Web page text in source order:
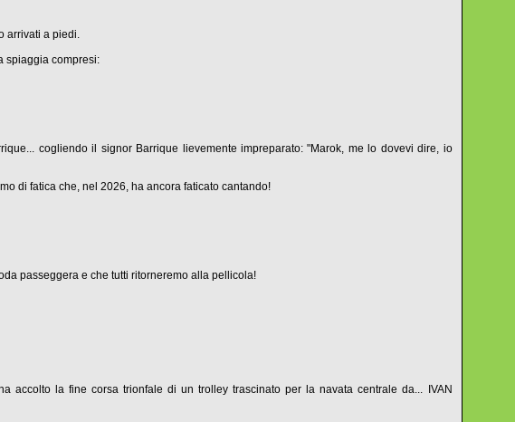
arrivati a piedi.
spiaggia compresi:
cogliendo il signor Barrique lievemente impreparato: "Marok, me lo dovevi dire, io
di fatica che, nel 2026, ha ancora faticato cantando!
passeggera e che tutti ritorneremo alla pellicola!
accolto la fine corsa trionfale di un trolley trascinato per la navata centrale da... IVAN